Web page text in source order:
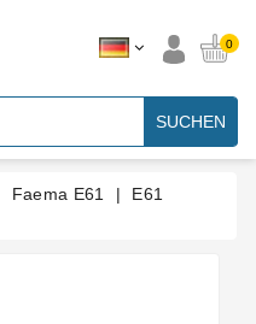
0
SUCHEN
Faema E61
E61